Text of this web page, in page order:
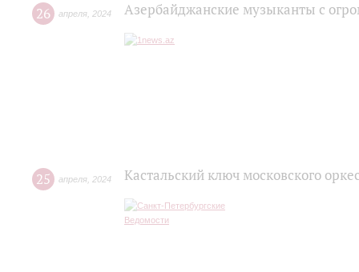
26 апреля 2024 Азербайджанские музыканты с
25 апреля 2024 Кастальский ключ московского